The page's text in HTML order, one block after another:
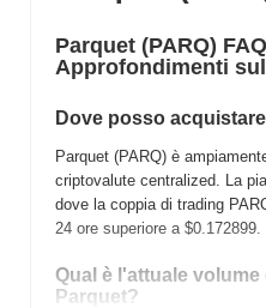
Parquet (PARQ)
Approfondimenti
Dove posso
Parquet (PARQ) è
criptovalute centralized. La
dove la coppia di trading
24 ore superiore a $0.172899.
Qual è l'attuale
Parquet?